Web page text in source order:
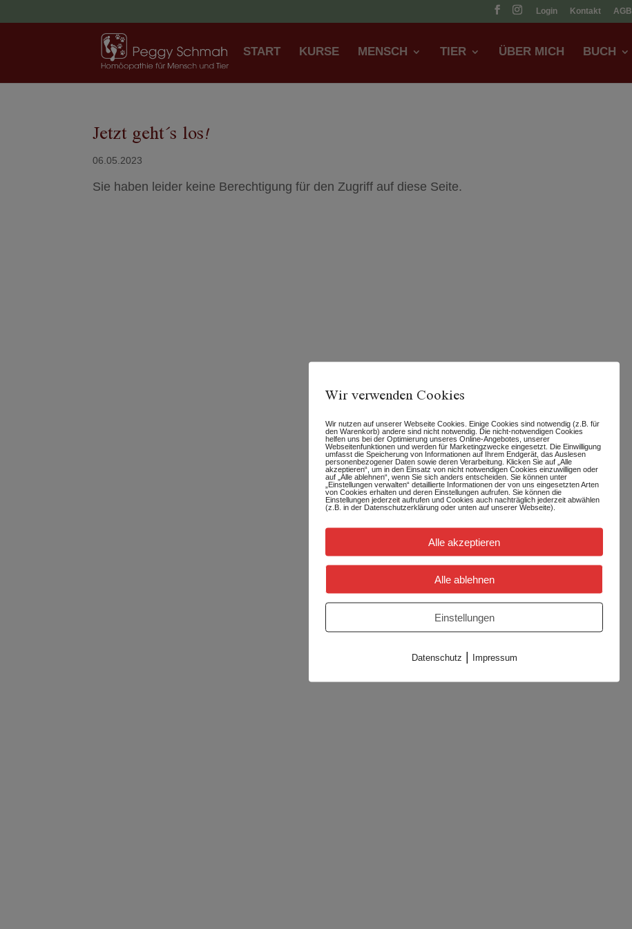
Login Kontakt AGB
START KURSE MENSCH TIER ÜBER MICH BUCH
Jetzt geht´s los!
06.05.2023
Sie haben leider keine Berechtigung für den Zugriff auf diese Seite.
Wir verwenden Cookies
Wir nutzen auf unserer Webseite Cookies. Einige Cookies sind notwendig (z.B. für
den Warenkorb) andere sind nicht notwendig. Die nicht-notwendigen Cookies
helfen uns bei der Optimierung unseres Online-Angebotes, unserer
Webseitenfunktionen und werden für Marketingzwecke eingesetzt. Die Einwilligung
umfasst die Speicherung von Informationen auf Ihrem Endgerät, das Auslesen
personenbezogener Daten sowie deren Verarbeitung. Klicken Sie auf „Alle
akzeptieren“, um in den Einsatz von nicht notwendigen Cookies einzuwilligen oder
auf „Alle ablehnen“, wenn Sie sich anders entscheiden. Sie können unter
„Einstellungen verwalten“ detaillierte Informationen der von uns eingesetzten Arten
von Cookies erhalten und deren Einstellungen aufrufen. Sie können die
Einstellungen jederzeit aufrufen und Cookies auch nachträglich jederzeit abwählen
(z.B. in der Datenschutzerklärung oder unten auf unserer Webseite).
Alle akzeptieren
Alle ablehnen
Einstellungen
Datenschutz | Impressum